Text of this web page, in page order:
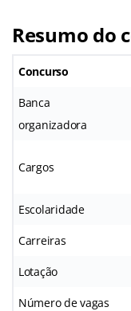
Resumo do
Concurso
Banca
organizadora
Cargos
Escolaridade
Carreiras
Lotação
Número de vagas